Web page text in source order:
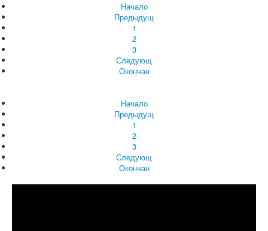
Начало
Предыдущ
1
2
3
Следующ
Окончан
Начало
Предыдущ
1
2
3
Следующ
Окончан